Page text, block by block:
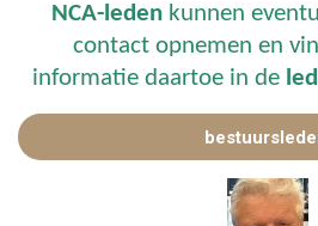
NCA-leden kunnen
contact opnemen en
informatie daartoe in de